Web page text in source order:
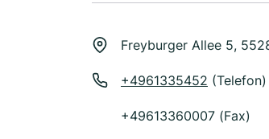
Freyburger Allee 5,
+4961335452 (Telefon)
+49613360007 (Fax)